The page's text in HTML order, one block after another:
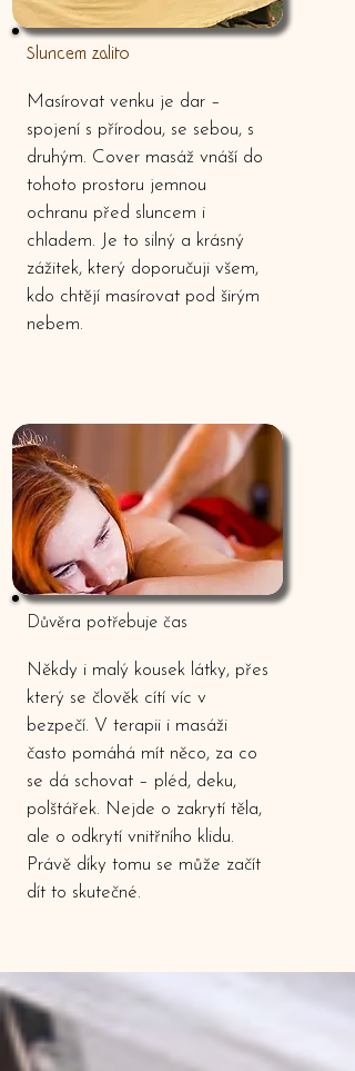
Sluncem zalito
Masírovat venku je dar –
spojení s přírodou, se sebou, s
druhým. Cover masáž vnáší do
tohoto prostoru jemnou
ochranu před sluncem i
chladem. Je to silný a krásný
zážitek, který doporučuji všem,
kdo chtějí masírovat pod širým
nebem.
Důvěra potřebuje čas
Někdy i malý kousek látky, přes
který se člověk cítí víc v
bezpečí. V terapii i masáži
často pomáhá mít něco, za co
se dá schovat – pléd, deku,
polštářek. Nejde o zakrytí těla,
ale o odkrytí vnitřního klidu.
Právě díky tomu se může začít
dít to skutečné.